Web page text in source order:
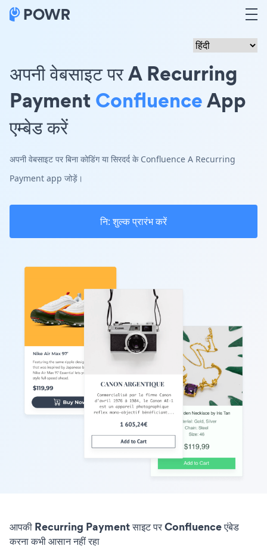
अपनी वेबसाइट पर A Recurring
PaymentConfluenceApp
एम्बेड करें
अपनी वेबसाइट पर बिना कोडिंग या सिरदर्द के Confluence A Recurring
Payment app जोड़ें।
नि: शुल्क प्रारंभ करें
आपकी Recurring Payment साइट पर Confluence एंबेड
करना कभी आसान नहीं रहा